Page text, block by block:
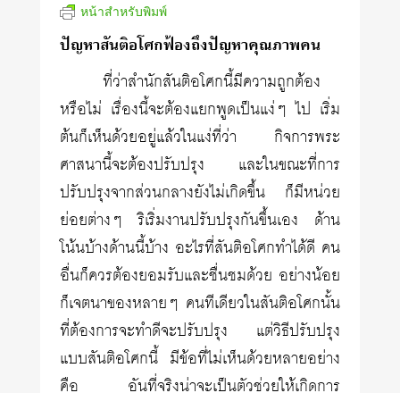
หน้าสำหรับพิมพ์
ปัญหาสันติอโศกฟ้องถึงปัญหาคุณภาพคน
ที่ว่าสำนักสันติอโศกนี้มีความถูกต้อง
หรือไม่ เรื่องนี้จะต้องแยกพูดเป็นแง่ๆ ไป เริ่ม
ต้นก็เห็นด้วยอยู่แล้วในแง่ที่ว่า กิจการพระ
ศาสนานี้จะต้องปรับปรุง และในขณะที่การ
ปรับปรุงจากส่วนกลางยังไม่เกิดขึ้น ก็มีหน่วย
ย่อยต่างๆ ริเริ่มงานปรับปรุงกันขึ้นเอง ด้าน
โน้นบ้างด้านนี้บ้าง อะไรที่สันติอโศกทำได้ดี คน
อื่นก็ควรต้องยอมรับและชื่นชมด้วย อย่างน้อย
ก็เจตนาของหลายๆ คนทีเดียวในสันติอโศกนั้น
ที่ต้องการจะทำดีจะปรับปรุง แต่วิธีปรับปรุง
แบบสันติอโศกนี้ มีข้อที่ไม่เห็นด้วยหลายอย่าง
คือ อันที่จริงน่าจะเป็นตัวช่วยให้เกิดการ